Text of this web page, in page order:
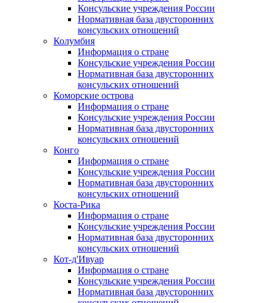
Консульские учреждения России
Нормативная база двусторонних
консульских отношений
Колумбия
Информация о стране
Консульские учреждения России
Нормативная база двусторонних
консульских отношений
Коморские острова
Информация о стране
Консульские учреждения России
Нормативная база двусторонних
консульских отношений
Конго
Информация о стране
Консульские учреждения России
Нормативная база двусторонних
консульских отношений
Коста-Рика
Информация о стране
Консульские учреждения России
Нормативная база двусторонних
консульских отношений
Кот-д'Ивуар
Информация о стране
Консульские учреждения России
Нормативная база двусторонних